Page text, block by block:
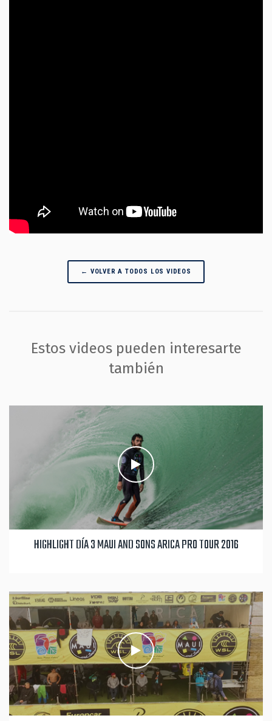
← VOLVER A TODOS LOS VIDEOS
Estos videos pueden interesarte
también
HIGHLIGHT DÍA 3 MAUI AND SONS ARICA PRO TOUR 2016